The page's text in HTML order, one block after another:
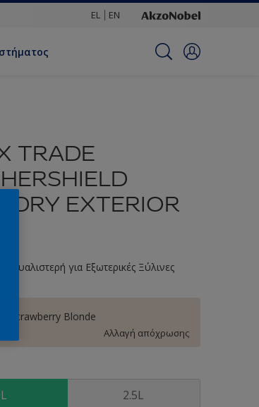
EL EN
TRADE
DRY EXTERIOR
Γυαλιστερή για Εξωτερικές Ξύλινες
Strawberry Blonde
Αλλαγή απόχρωσης
2.5L